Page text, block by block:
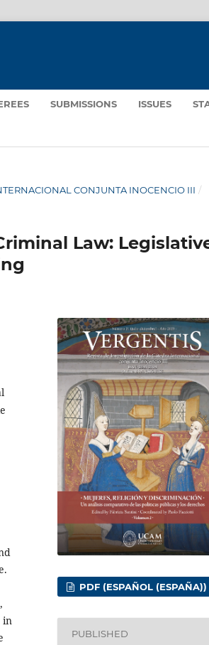
SUBMISSIONS ISSUES
CONJUNTA INOCENCIO III /
Law:
in
PDF (ESPAÑOL (ESPAÑA))
PUBLISHED